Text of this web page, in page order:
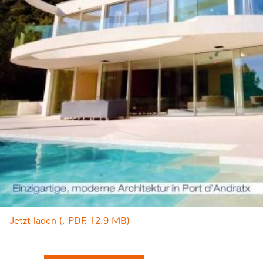
Jetzt laden (, PDF, 12.9 MB)